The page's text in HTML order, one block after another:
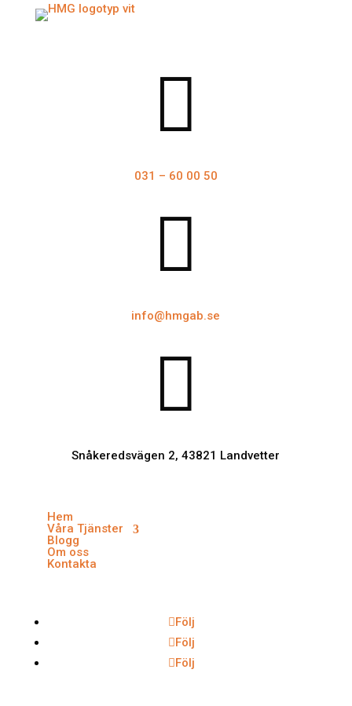

031 – 60 00 50

info@hmgab.se

Snåkeredsvägen 2, 43821 Landvetter
Hem
Våra Tjänster
Blogg
Om oss
Kontakta
Följ
Följ
Följ